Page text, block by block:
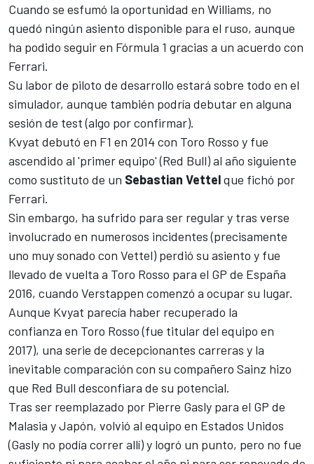
Cuando se esfumó la oportunidad en Williams, no
quedó ningún asiento disponible para el ruso, aunque
ha podido seguir en Fórmula 1 gracias a un acuerdo con
Ferrari.
Su labor de piloto de desarrollo estará sobre todo en el
simulador, aunque también podría debutar en alguna
sesión de test (algo por confirmar).
Kvyat debutó en F1 en 2014 con Toro Rosso y fue
ascendido al 'primer equipo' (Red Bull) al año siguiente
como sustituto de un Sebastian Vettelque fichó por
Ferrari.
Sin embargo, ha sufrido para ser regular y tras verse
involucrado en numerosos incidentes (precisamente
uno muy sonado con Vettel) perdió su asiento y fue
llevado de vuelta a Toro Rosso para el GP de España
2016, cuando Verstappen comenzó a ocupar su lugar.
Aunque Kvyat parecía haber recuperado la
confianza en Toro Rosso(fue titular del equipo en
2017), una serie de decepcionantes carreras y la
inevitable comparación con su compañero Sainz hizo
que Red Bull desconfiara de su potencial.
Tras ser reemplazado por Pierre Gasly para el GP de
Malasia y Japón, volvió al equipo en Estados Unidos
(Gasly no podía correr allí) y logró un punto, pero no fue